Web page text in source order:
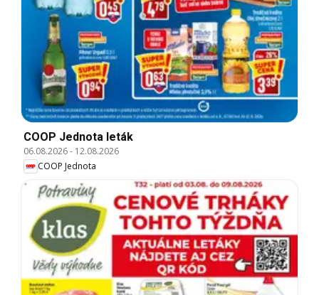
COOP Jednota leták
06.08.2026- 12.08.2026
COOP Jednota